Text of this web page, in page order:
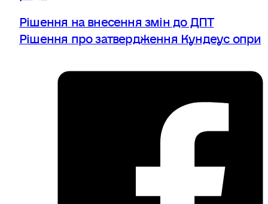
Рішення на внесення змін до ДПТ
Рішення про затвердження Кундеус опри